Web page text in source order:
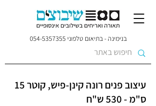
בנימינה - בתיאום טלפוני 054-5357355
עיצוב פנים רונה קינן-פיש, קוטר 15
ס"מ - 530 ש"ח